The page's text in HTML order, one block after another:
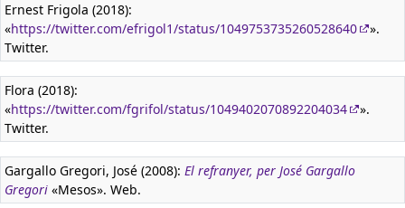
Ernest Frigola (2018):
«https://twitter.com/efrigol1/status/1049753735260528640
».
Twitter.
Flora (2018):
«https://twitter.com/fgrifol/status/1049402070892204034
».
Twitter.
Gargallo Gregori, José (2008): El refranyer, per José Gargallo
Gregori «Mesos». Web.